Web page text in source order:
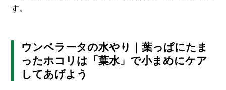
す。
ウンベラータの水やり｜葉っぱにたま
ったホコリは「葉水」で小まめにケア
してあげよう